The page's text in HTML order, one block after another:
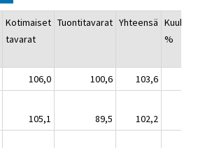
Kotimaiset
tavarat
Tuontitavarat Yhteensä
%
106,0 100,6
103,6
105,1 89,5
102,2